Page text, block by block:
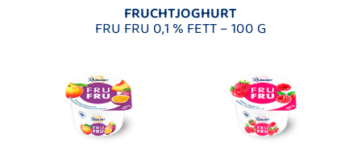
FRUCHTJOGHURT
FRU FRU 0,1 % FETT – 100 G